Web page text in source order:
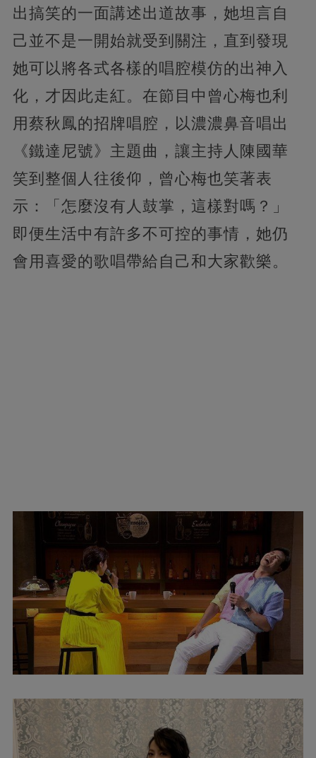
出搞笑的一面講述出道故事，她坦言自
己並不是一開始就受到關注，直到發現
她可以將各式各樣的唱腔模仿的出神入
化，才因此走紅。在節目中曾心梅也利
用蔡秋鳳的招牌唱腔，以濃濃鼻音唱出
《鐵達尼號》主題曲，讓主持人陳國華
笑到整個人往後仰，曾心梅也笑著表
示：「怎麼沒有人鼓掌，這樣對嗎？」
即便生活中有許多不可控的事情，她仍
會用喜愛的歌唱帶給自己和大家歡樂。